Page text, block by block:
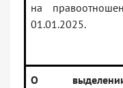
на
01.01.2025.
О